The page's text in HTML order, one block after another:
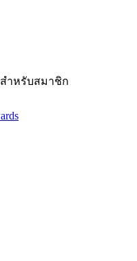
ำหรับสมาชิก